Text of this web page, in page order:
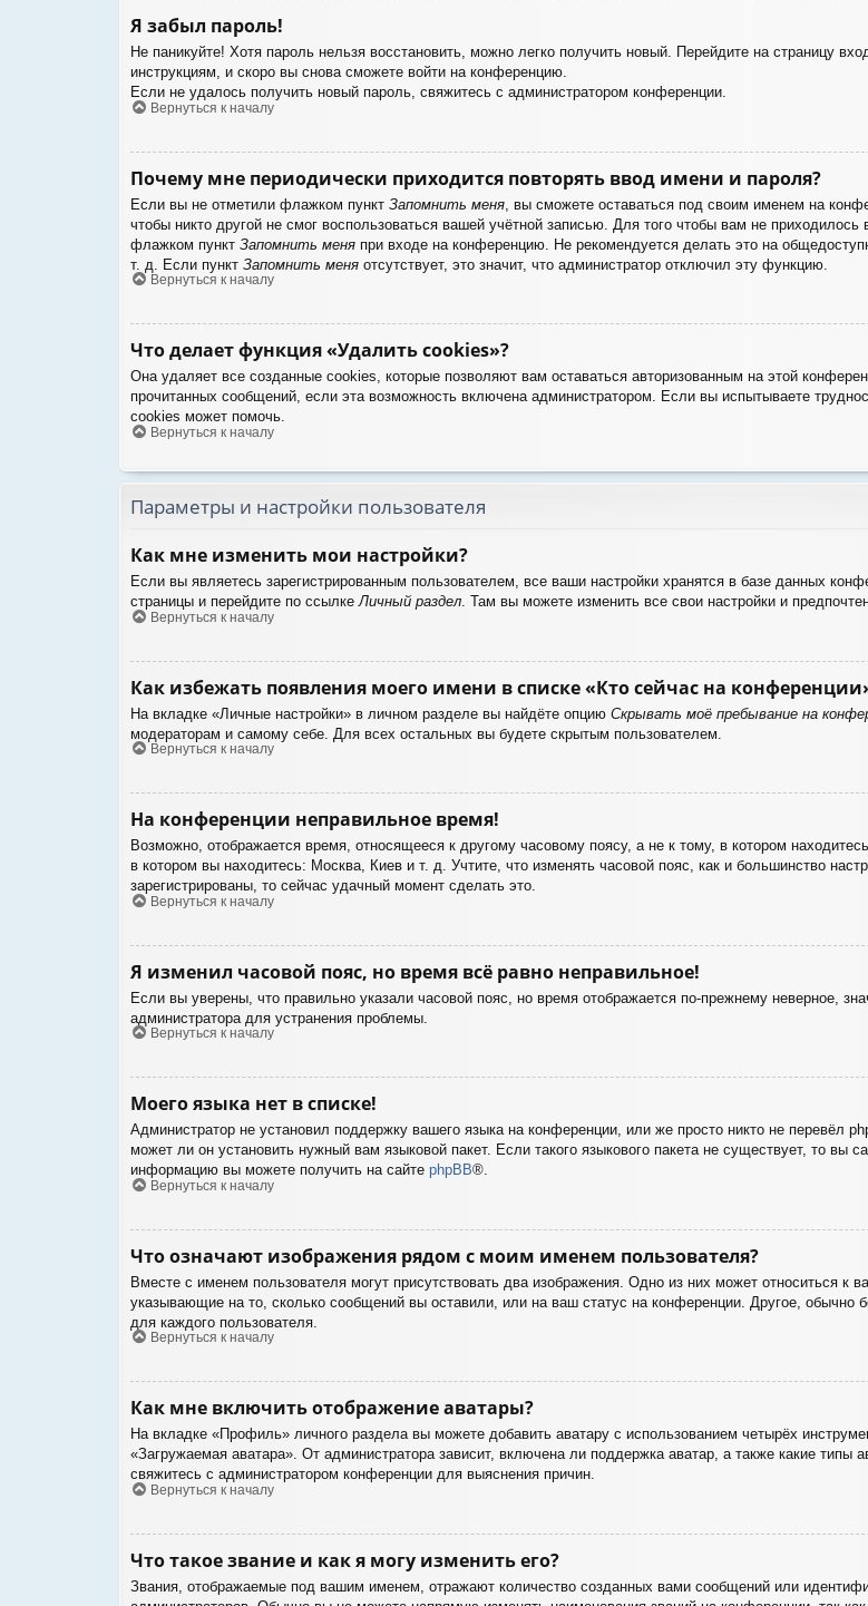
Я забыл пароль!
Не паникуйте! Хотя пароль нельзя восстановить, можно легко получить новый. Перейдите на страницу
инструкциям, и скоро вы снова сможете войти на конференцию.
Если не удалось получить новый пароль, свяжитесь с администратором конференции.
Вернуться к началу
Почему мне периодически приходится повторять ввод имени и пароля?
Если вы не отметили флажком пункт Запомнить меня , вы сможете оставаться под своим именем на
чтобы никто другой не смог воспользоваться вашей учётной записью. Для того чтобы вам не
флажком пункт Запомнить меня при входе на конференцию. Не рекомендуется делать это на
т. д. Если пункт Запомнить меня отсутствует, это значит, что администратор отключил эту функцию.
Вернуться к началу
Что делает функция «Удалить cookies»?
Она удаляет все созданные cookies, которые позволяют вам оставаться авторизованным на этой
прочитанных сообщений, если эта возможность включена администратором. Если вы испытываете
cookies может помочь.
Вернуться к началу
Параметры и настройки пользователя
Как мне изменить мои настройки?
Если вы являетесь зарегистрированным пользователем, все ваши настройки хранятся в базе данных
страницы и перейдите по ссылкеЛичный раздел. Там вы можете изменить все свои настройки и
Вернуться к началу
Как избежать появления моего имени в списке «Кто сейчас на
На вкладке «Личные настройки» в личном разделе вы найдёте опцию Скрывать моё пребывание на
модераторам и самому себе. Для всех остальных вы будете скрытым пользователем.
Вернуться к началу
На конференции неправильное время!
Возможно, отображается время, относящееся к другому часовому поясу, а не к тому, в котором
в котором вы находитесь: Москва, Киев и т. д. Учтите, что изменять часовой пояс, как и большинство
зарегистрированы, то сейчас удачный момент сделать это.
Вернуться к началу
Я изменил часовой пояс, но время всё равно неправильное!
Если вы уверены, что правильно указали часовой пояс, но время отображается по-прежнему неверное,
администратора для устранения проблемы.
Вернуться к началу
Моего языка нет в списке!
Администратор не установил поддержку вашего языка на конференции, или же просто никто не перевёл
может ли он установить нужный вам языковой пакет. Если такого языкового пакета не существует, то вы
информацию вы можете получить на сайте phpBB®.
Вернуться к началу
Что означают изображения рядом с моим именем пользователя?
Вместе с именем пользователя могут присутствовать два изображения. Одно из них может относиться к
указывающие на то, сколько сообщений вы оставили, или на ваш статус на конференции. Другое, обычно
для каждого пользователя.
Вернуться к началу
Как мне включить отображение аватары?
На вкладке «Профиль» личного раздела вы можете добавить аватару с использованием четырёх
«Загружаемая аватара». От администратора зависит, включена ли поддержка аватар, а также какие
свяжитесь с администратором конференции для выяснения причин.
Вернуться к началу
Что такое звание и как я могу изменить его?
Звания, отображаемые под вашим именем, отражают количество созданных вами сообщений или